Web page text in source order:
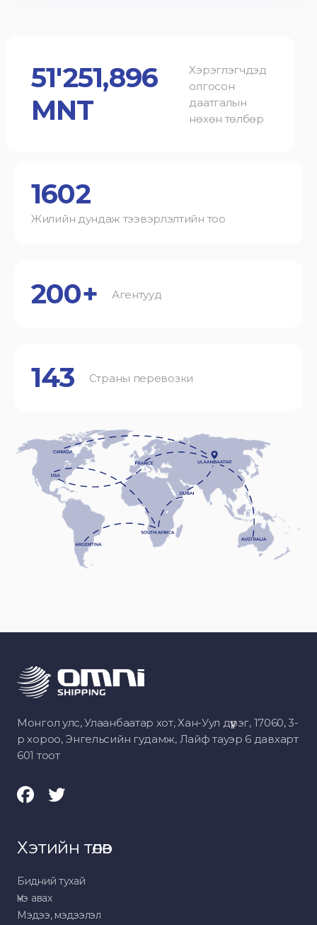
51'251,896
MNT
Хэрэглэгчдэд
олгосон
даатгалын
нөхөн төлбөр
1602
Жилийн дундаж тээвэрлэлтийн тоо
200+ Агентууд
143 Страны перевозки
Монгол улс, Улаанбаатар хот, Хан-Уул дүүрэг, 17060, 3-
р хороо, Энгельсийн гудамж, Лайф тауэр 6 давхарт
601 тоот
Хэтийн төлөв
Бидний тухай
Үнэ авах
Мэдээ, мэдээлэл